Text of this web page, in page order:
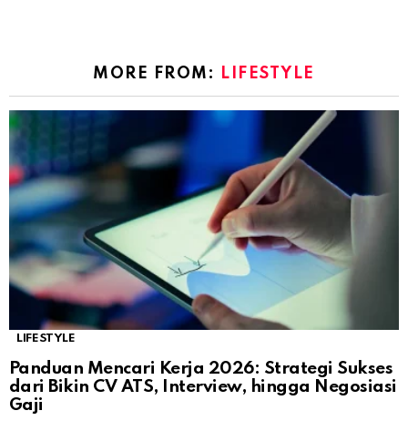
MORE FROM: LIFESTYLE
LIFESTYLE
Panduan Mencari Kerja 2026: Strategi Sukses
dari Bikin CV ATS, Interview, hingga Negosiasi
Gaji